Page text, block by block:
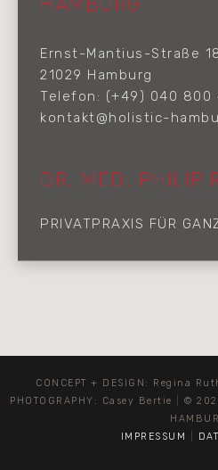
Ernst-Mantius-Straße
21029 Hamburg
Telefon: (+49) 040 800
kontakt@holistic-
DR. MED. PHILIP
PRIVATPRAXIS FÜR
CONCEPT + DESIGN: Regina
PHOTOGRAPHY: Casey Bertie
©
IMPRESSUM